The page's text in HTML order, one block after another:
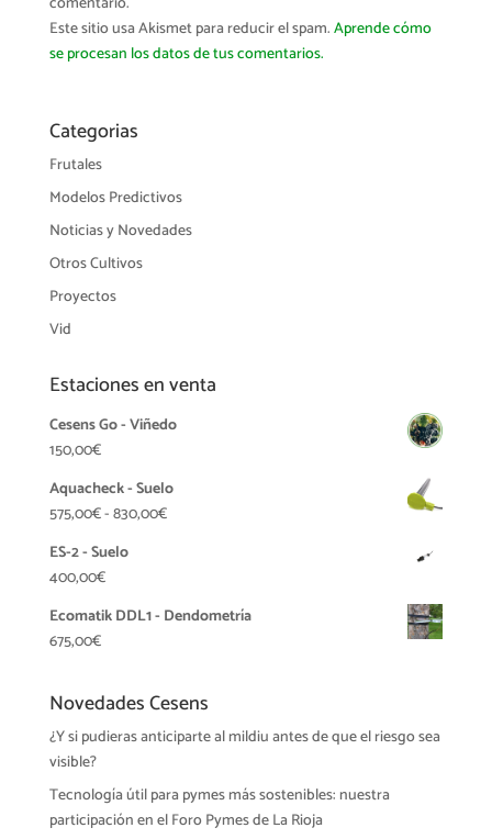
Este sitio usa Akismet para reducir el spam.Aprende cómo
se procesan los datos de tus comentarios.
Categorias
Frutales
Modelos Predictivos
Noticias y Novedades
Otros Cultivos
Proyectos
Vid
Estaciones en venta
Cesens Go - Viñedo
150,00€
Aquacheck - Suelo
575,00€-830,00€Rango
575,00€
ES-2 - Suelo
400,00€
Ecomatik DDL1 - Dendometría
675,00€
Novedades Cesens
¿Y si pudieras anticiparte al mildiu antes de que el riesgo sea
visible?
Tecnología útil para pymes más sostenibles: nuestra
participación en el Foro Pymes de La Rioja